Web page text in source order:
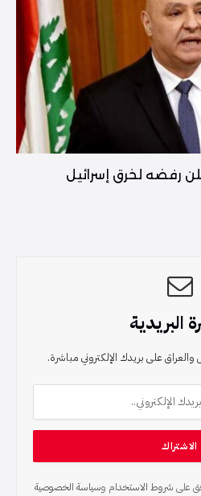
رفضه لخرق إسرائيل
البريدية
على بريدك الإلكتروني مباشرة.
على شروط الاستخدام وسياسة الخصوصية